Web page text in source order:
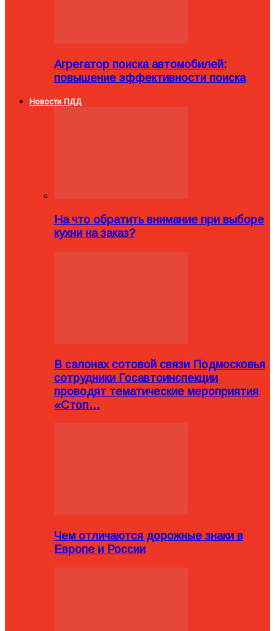
Агрегатор поиска автомобилей:
повышение эффективности поиска
Новости ПДД
На что обратить внимание при выборе
кухни на заказ?
В салонах сотовой связи Подмосковья
сотрудники Госавтоинспекции
проводят тематические мероприятия
«Стоп…
Чем отличаются дорожные знаки в
Европе и России